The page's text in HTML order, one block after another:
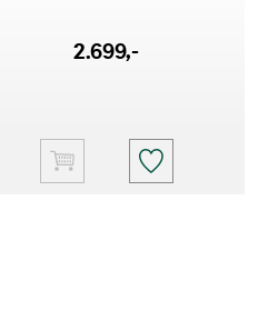
2.699,-